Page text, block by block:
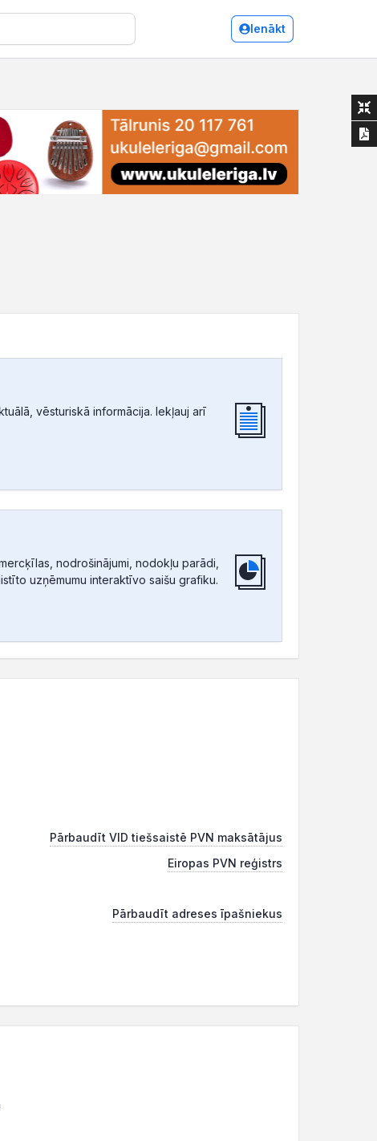
Ienākt
vēsturiskā informācija. Iekļauj arī
nodrošinājumi, nodokļu parādi,
uzņēmumu interaktīvo saišu grafiku.
Pārbaudīt VID tiešsaistē PVN maksātājus
Eiropas PVN reģistrs
Pārbaudīt adreses īpašniekus